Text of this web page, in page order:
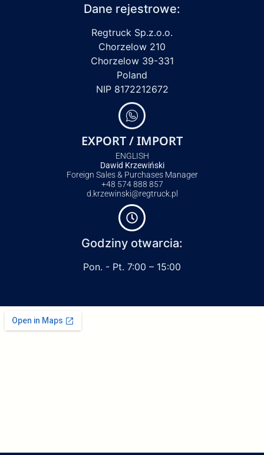
Dane rejestrowe:
Regtruck Sp.z.o.o.
Chorzelow 210
Chorzelow 39-331
Poland
NIP 8172212672
EXPORT / IMPORT
ENGLISH
Dawid Krzewiński
Foreign Sales & Purchases Manager
+48 574 888 857
d.krzewinski@regtruck.pl
Godziny otwarcia:
Pon. - Pt. 7:00 – 15:00